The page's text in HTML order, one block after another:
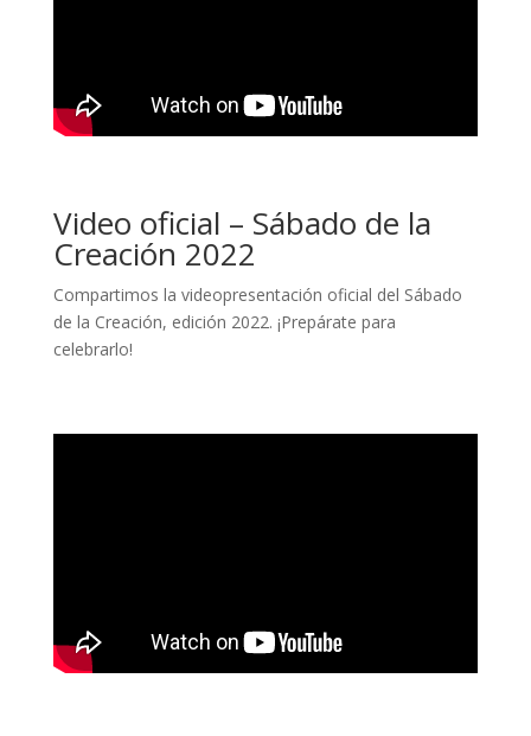
Video oficial – Sábado de la
Creación 2022
Compartimos la videopresentación oficial del Sábado
de la Creación, edición 2022. ¡Prepárate para
celebrarlo!